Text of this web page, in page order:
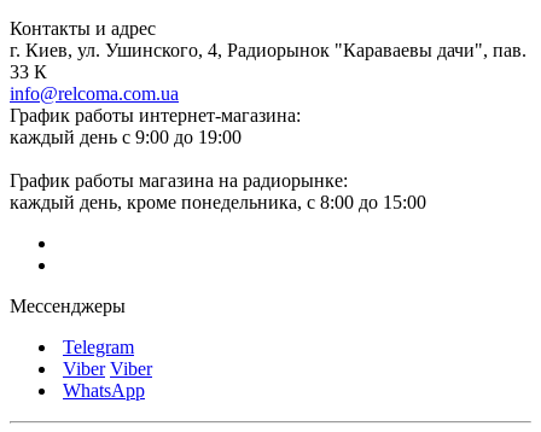
Контакты и адрес
г. Киев, ул. Ушинского, 4, Радиорынок "Караваевы дачи", пав.
33 К
info@relcoma.com.ua
График работы интернет-магазина:
каждый день с 9:00 до 19:00
График работы магазина на радиорынке:
каждый день, кроме понедельника, с 8:00 до 15:00
Мессенджеры
Telegram
Viber Viber
WhatsApp